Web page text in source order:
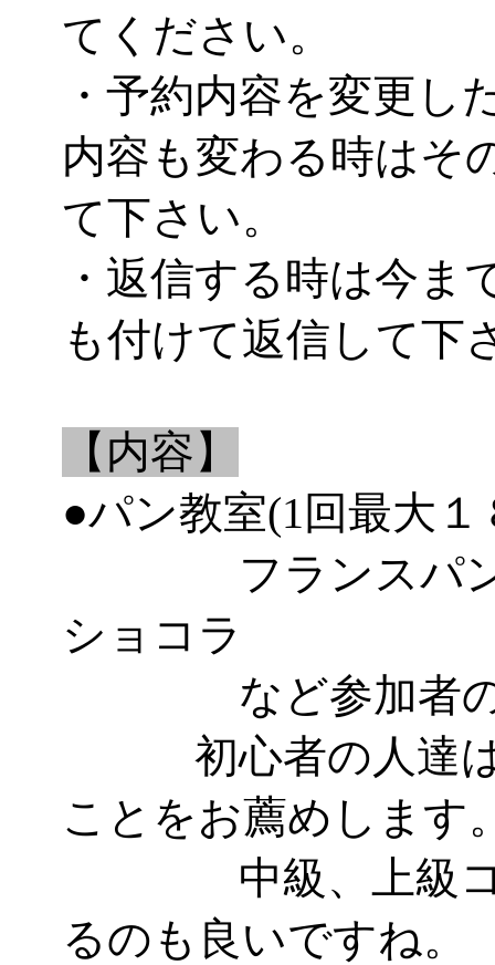
てください。
・予約内容を変更し
内容も変わる時はそ
て下さい。
・返信する時は今
も付けて返信して下
【内容】
●パン教室(1回最大１
フランスパン、
ショコラ
など参加者のレ
初心者の人達は
ことをお薦めします
中級、上級コー
るのも良いですね。